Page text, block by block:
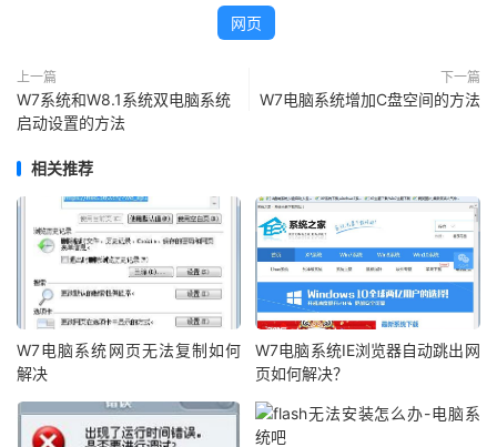
网页
上一篇
W7系统和W8.1系统双电脑系统
启动设置的方法
下一篇
W7电脑系统增加C盘空间的方法
相关推荐
W7电脑系统网页无法复制如何
解决
W7电脑系统IE浏览器自动跳出网
页如何解决？